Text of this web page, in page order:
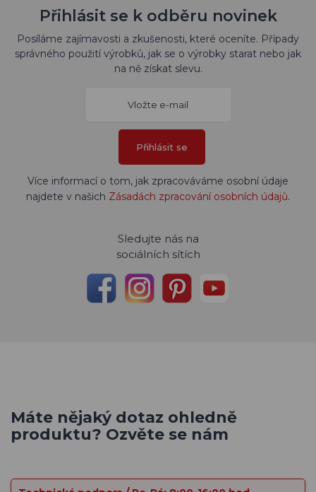
Přihlásit se k odběru novinek
Posíláme zajímavosti a zkušenosti, které oceníte. Případy
správného použití výrobků, jak se o výrobky starat nebo jak
na ně získat slevu.
Přihlásit se
Více informací o tom, jak zpracováváme osobní údaje
najdete v našich Zásadách zpracování osobních údajů.
Sledujte nás na
sociálních sítích
Máte nějaký dotaz ohledně
produktu? Ozvěte se nám